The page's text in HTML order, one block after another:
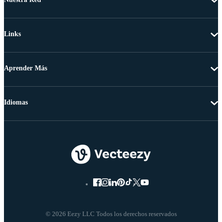
Links
Aprender Más
© 2026 Eezy LLC Todos los derechos reservados
Idiomas